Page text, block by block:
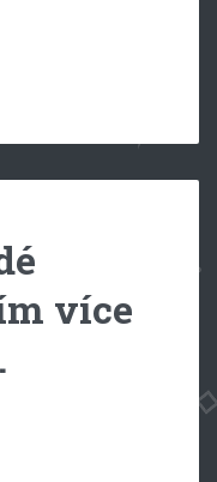
více